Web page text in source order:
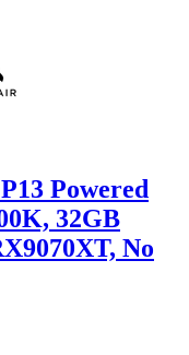
Powered
32GB
No